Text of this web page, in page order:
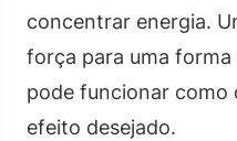
concentrar energia.
força para uma
pode funcionar como
efeito desejado.